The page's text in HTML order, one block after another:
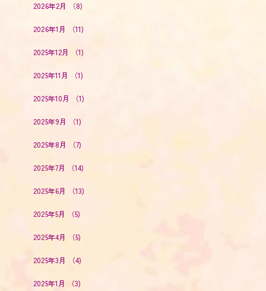
2026年2月 （8)
2026年1月 （11)
2025年12月 （1)
2025年11月 （1)
2025年10月 （1)
2025年9月 （1)
2025年8月 （7)
2025年7月 （14)
2025年6月 （13)
2025年5月 （5)
2025年4月 （5)
2025年3月 （4)
2025年1月 （3)